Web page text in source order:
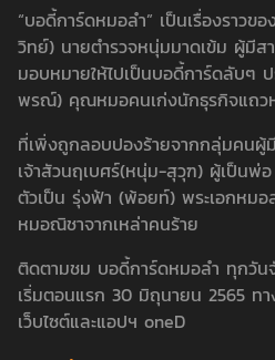
“บอดี้การ์ดหมอลำ” เป็นเรื่องราว
วิทย์) นายตำรวจหนุ่มมาดเข้ม ผู้มีส
มอบหมายให้ไปเป็นบอดี้การ์ดลับๆ
พรณ์) คุณหมอคนเก่งนักธุรกิจแถวห
ที่เพิ่งถูกลอบปองร้ายจากกลุ่มคนผู้
เจ้าสัวนฤเบศร์(หนุ่ม-สุวุฑ) ผู้เป็นพ่
ตัวเป็น รุ่งฟ้า (พ้อยท์) พระเอกหม
หมอณิชาจากเหล่าคนร้าย
ติดตามชม บอดี้การ์ดหมอลำ ทุกวัน
เริ่มตอนแรก 30 มิถุนายน 2565 ท
เว็บไซต์และแอปฯ oneD